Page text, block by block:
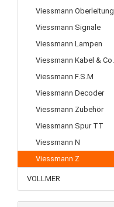
Viessmann Oberleitung
Viessmann Signale
Viessmann Lampen
Viessmann Kabel & Co.
Viessmann F.S.M
Viessmann Decoder
Viessmann Zubehör
Viessmann Spur TT
Viessmann N
Viessmann Z
VOLLMER